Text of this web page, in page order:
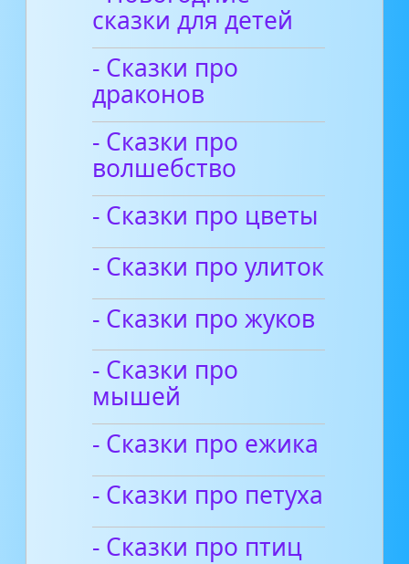
сказки для детей
- Сказки про
драконов
- Сказки про
волшебство
- Сказки про цветы
- Сказки про улиток
- Сказки про жуков
- Сказки про
мышей
- Сказки про ежика
- Сказки про петуха
- Сказки про птиц